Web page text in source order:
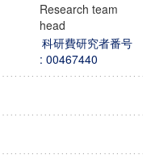
Research team
head
科研費研究者番号
: 00467440